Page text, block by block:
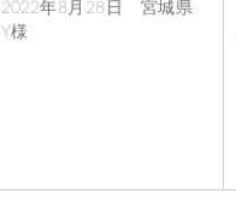
2022年8月28日 宮城県
Y様